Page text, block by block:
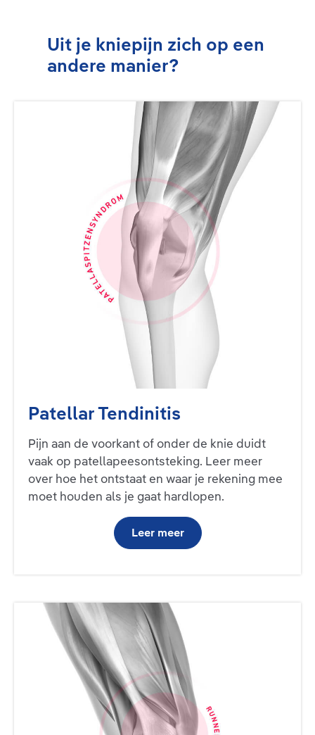
Uit je kniepijn zich op een
andere manier?
Patellar Tendinitis
Pijn aan de voorkant of onder de knie duidt
vaak op patellapeesontsteking. Leer meer
over hoe het ontstaat en waar je rekening mee
moet houden als je gaat hardlopen.
Leer meer